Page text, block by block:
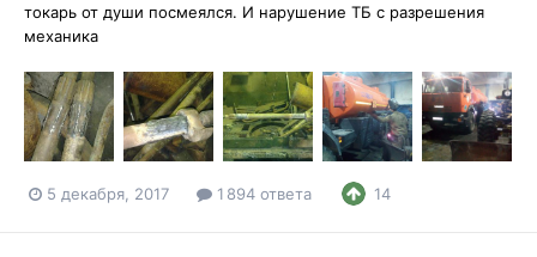
токарь от души посмеялся. И нарушение ТБ с разрешения
механика
5 декабря, 2017 1 894 ответа 14